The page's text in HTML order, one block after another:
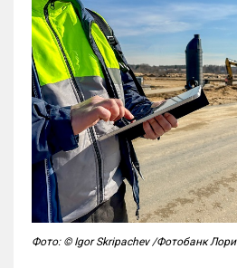
Фото: © Igor Skripachev /Фотобанк Лори